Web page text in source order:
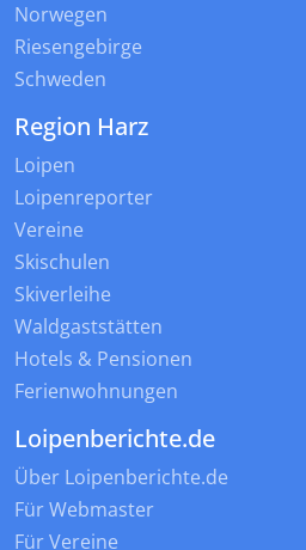
Norwegen
Riesengebirge
Schweden
Region Harz
Loipen
Loipenreporter
Vereine
Skischulen
Skiverleihe
Waldgaststätten
Hotels & Pensionen
Ferienwohnungen
Loipenberichte.de
Über Loipenberichte.de
Für Webmaster
Für Vereine